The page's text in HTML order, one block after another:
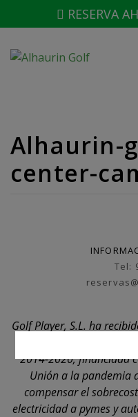
RESERVA
Alhaurin-
center-
Tel:
Golf Player, S.L. ha
con cargo al
2014-2020, financiada
Unión a la pandemia
compensar el
electricidad a pymes y